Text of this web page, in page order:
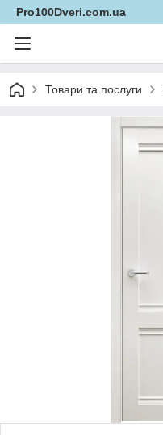
Pro100Dveri.com.ua
Товари та послуги